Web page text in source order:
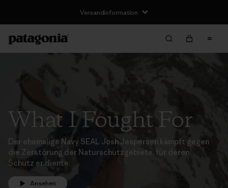
Versandinformation
What I Fought For
Der ehemalige Navy SEAL Josh Jespersen kämpft gegen
die Zerstörung der Naturschutzgebiete, für deren
Schutz er diente.
Ansehen